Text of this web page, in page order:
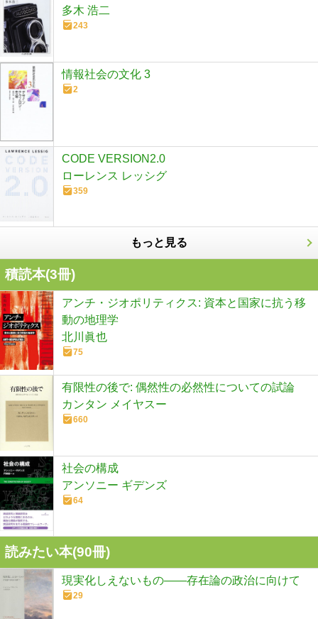
多木 浩二
243
情報社会の文化 3
2
CODE VERSION2.0
ローレンス レッシグ
359
もっと見る
積読本(3冊)
アンチ・ジオポリティクス: 資本と国家に抗う移
動の地理学
北川眞也
75
有限性の後で: 偶然性の必然性についての試論
カンタン メイヤスー
660
社会の構成
アンソニー ギデンズ
64
読みたい本(90冊)
現実化しえないもの――存在論の政治に向けて
29